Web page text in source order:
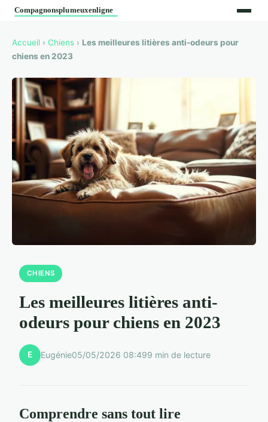
Accueil › Chiens › Les meilleures litières anti-odeurs pour
chiens en 2023
CHIENS
Les meilleures litières anti-
odeurs pour chiens en 2023
E Eugénie05/05/2026 08:499 min de lecture
Comprendre sans tout lire